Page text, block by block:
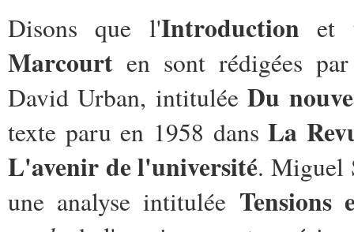
Disons que l'Introductionet
Marcourten sont rédigées
David Urban, intituléeDu
texte paru en 1958 dansLa
L'avenir de l'université. Miguel
une analyse intitulée Tensions